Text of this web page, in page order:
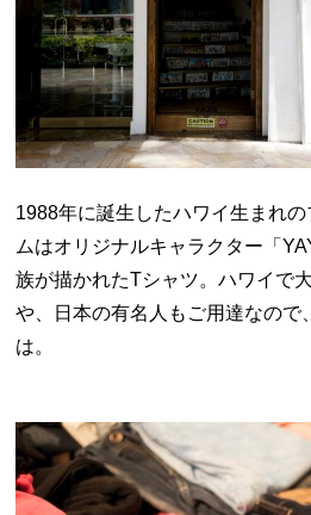
1988年に誕生したハワイ生まれ
ムはオリジナルキャラクター「
族が描かれたTシャツ。ハワイで
や、日本の有名人もご用達なので
は。